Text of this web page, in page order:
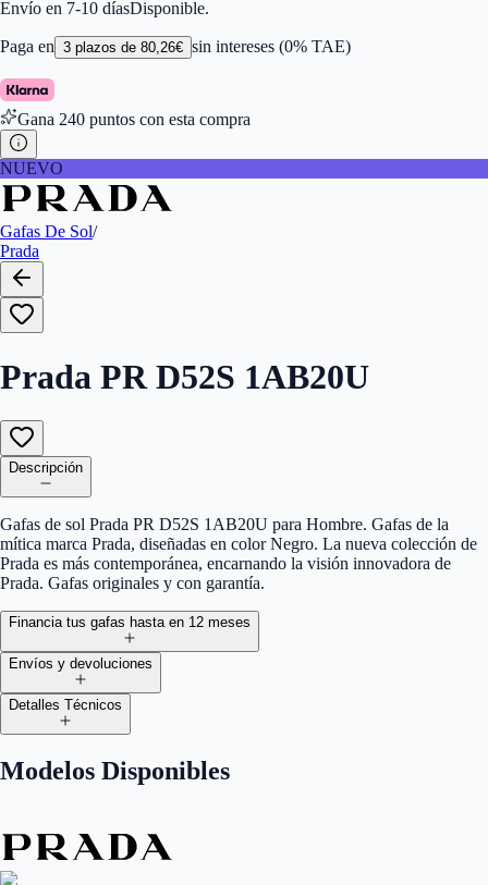
Color de Lentes:Marrón
Forma:Almohada
Género:Hombre
Largo de la Varilla (mm)
Marca
Tipo de Cristales: Normales
Envío en 7-10 díasDisponible.
Paga en 3 plazos de 80,26€ sin intereses (0% TAE)
Gana 240 puntos con esta compra
NUEVO
Gafas De Sol/
Prada
Prada PR D52S 1AB20U
Descripción
Gafas de sol Prada PR D52S 1AB20U para Hombre. Gafas de la
mítica marca Prada, diseñadas en color Negro. La nueva colección de
Prada es más contemporánea, encarnando la visión innovadora de
Prada. Gafas originales y con garantía.
Financia tus gafas hasta en 12 meses
Envíos y devoluciones
Detalles Técnicos
Modelos Disponibles